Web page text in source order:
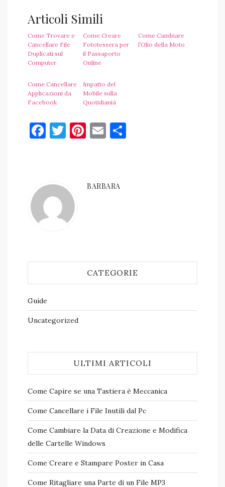
Articoli Simili
Come Trovare e
Cancellare File
Duplicati sul
Computer
Come Creare
Fototessera per
il Passaporto
Online
Come Cambiare
l’Olio della Moto
Come Cancellare
Applicazioni da
Facebook
Impatto del
Mobile sulla
Quotidianià
Facebook
Twitter
Pinterest
Email
BARBARA
CATEGORIE
Guide
Uncategorized
ULTIMI ARTICOLI
Come Capire se una Tastiera è Meccanica
Come Cancellare i File Inutili dal Pc
Come Cambiare la Data di Creazione e Modifica
delle Cartelle Windows
Come Creare e Stampare Poster in Casa
Come Ritagliare una Parte di un File MP3